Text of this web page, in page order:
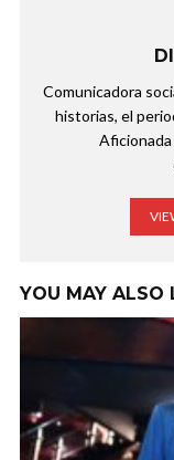
Comunicadora
historias, el
Aficionada
YOU MAY ALSO